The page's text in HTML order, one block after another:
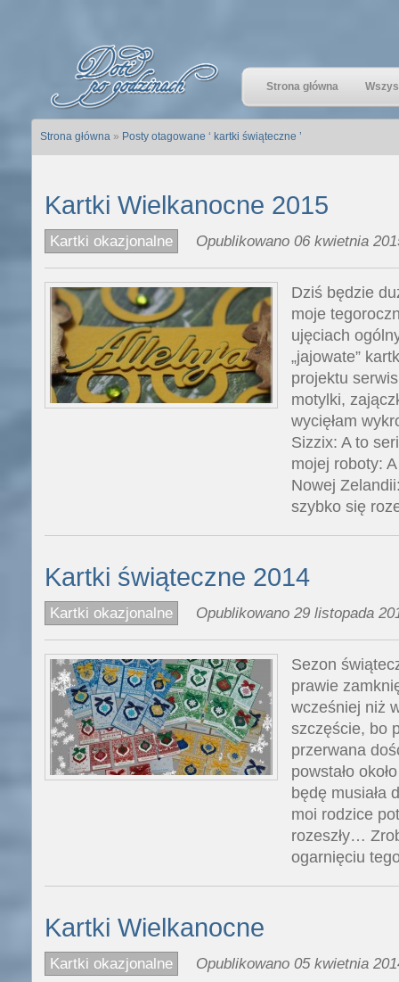
Strona główna
Strona główna» Posty otagowane ‘ kartki świąteczne ’
Kartki Wielkanocne 2015
Kartki okazjonalne Opublikowano 06 kwietnia
Dziś będzie
moje
ujęciach
„jajowate”
projektu
motylki,
wycięłam
Sizzix: A to
mojej roboty:
Nowej
szybko się
Kartki świąteczne 2014
Kartki okazjonalne Opublikowano 29 listopada
Sezon
prawie
wcześniej niż
szczęście, bo
przerwana
powstało
będę musiała
moi rodzice
rozeszły…
ogarnięciu
Kartki Wielkanocne
Kartki okazjonalne
Opublikowano 05 kwietnia